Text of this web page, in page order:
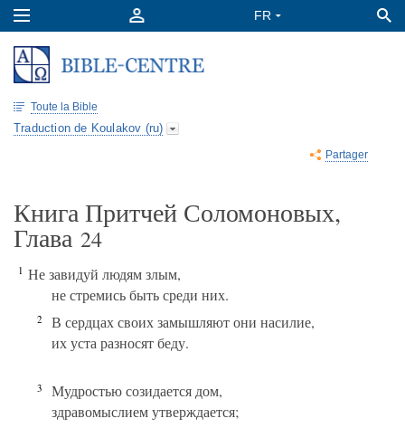
Toute la Bible
Traduction de Koulakov (ru)
Partager
Книга Притчей Соломоновых,
Глава 24
1 Не завидуй людям злым,
не стремись быть среди них.
2
В сердцах своих замышляют они насилие,
их уста разносят беду.
3
Мудростью созидается дом,
здравомыслием утверждается;